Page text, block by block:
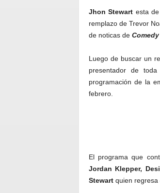
Jhon Stewart esta
remplazo de Trevor
de noticas de
Luego de buscar un
presentador de
programación de la
febrero.
El programa que
Jordan Klepper,
Stewartquien regresa